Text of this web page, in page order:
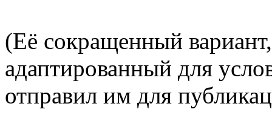
(Её сокращенный
адаптированный для
отправил им для